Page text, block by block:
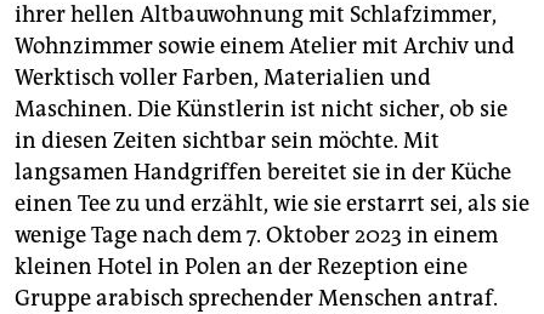
ihrer hellen Altbauwohnung mit Schlafzimmer,
Wohnzimmer sowie einem Atelier mit Archiv und
Werktisch voller Farben, Materialien und
Maschinen. Die Künstlerin ist nicht sicher, ob sie
in diesen Zeiten sichtbar sein möchte. Mit
langsamen Handgriffen bereitet sie in der Küche
einen Tee zu und erzählt, wie sie erstarrt sei, als sie
wenige Tage nach dem 7. Oktober 2023 in einem
kleinen Hotel in Polen an der Rezeption eine
Gruppe arabisch sprechender Menschen antraf.